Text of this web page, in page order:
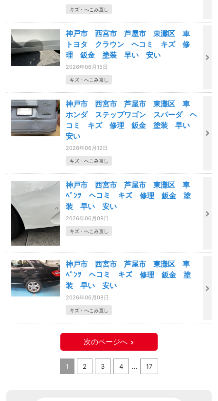
キズ・へこみ直し
神戸市 西宮市 芦屋市 東灘区 車
トヨタ クラウン ヘコミ キズ 修
理 鈑金 塗装 早い 安い
2026年06月15日
キズ・へこみ直し
神戸市 西宮市 芦屋市 東灘区 車
ホンダ ステップワゴン スパーダ ヘ
コミ キズ 修理 鈑金 塗装 早い
安い
2026年06月12日
キズ・へこみ直し
神戸市 西宮市 芦屋市 東灘区 車
ﾍﾞﾝﾂ ヘコミ キズ 修理 鈑金 塗
装 早い 安い
2026年06月09日
キズ・へこみ直し
神戸市 西宮市 芦屋市 東灘区 車
ﾍﾞﾝﾂ ヘコミ キズ 修理 鈑金 塗
装 早い 安い
2026年06月08日
キズ・へこみ直し
次のページへ
1 2 3 4 … 17